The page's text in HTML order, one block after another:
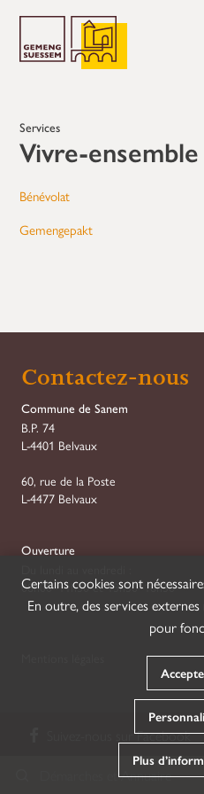
Démarches et Annuaire
Services
Vivre-ensemble
Bénévolat
Gemengepakt
Contactez-nous
Commune de Sanem
B.P. 74
L-4401 Belvaux
60, rue de la Poste
L-4477 Belvaux
Ouverture
08h00–11h30 et 13h30–16h30
Suivez-nous surFacebook
Certains cookies sont
En outre, des services
pour
Plus